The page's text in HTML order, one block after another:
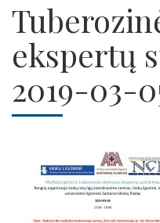
ekspertų
2019-03-